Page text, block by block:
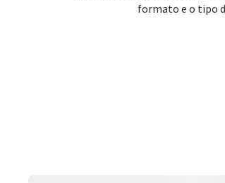
formato e o tipo